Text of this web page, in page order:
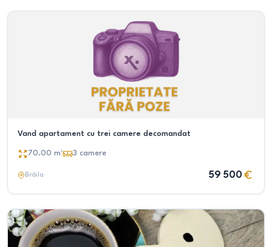
Vand apartament cu trei camere decomandat
70.00 m² 3 camere
Brăila 59 500